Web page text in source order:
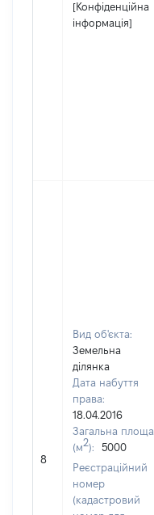
[Конфіденційна
інформація]
8
Вид об'єкта:
Земельна
ділянка
Дата набуття
права:
18.04.2016
Загальна площа
(м2):
5000
Реєстраційний
номер
(кадастровий